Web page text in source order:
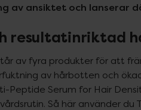
av ansiktet och lanserar
resultatinriktad
av fyra produkter för att
av hårbotten och
Peptide Serum for Hair
Så här använder